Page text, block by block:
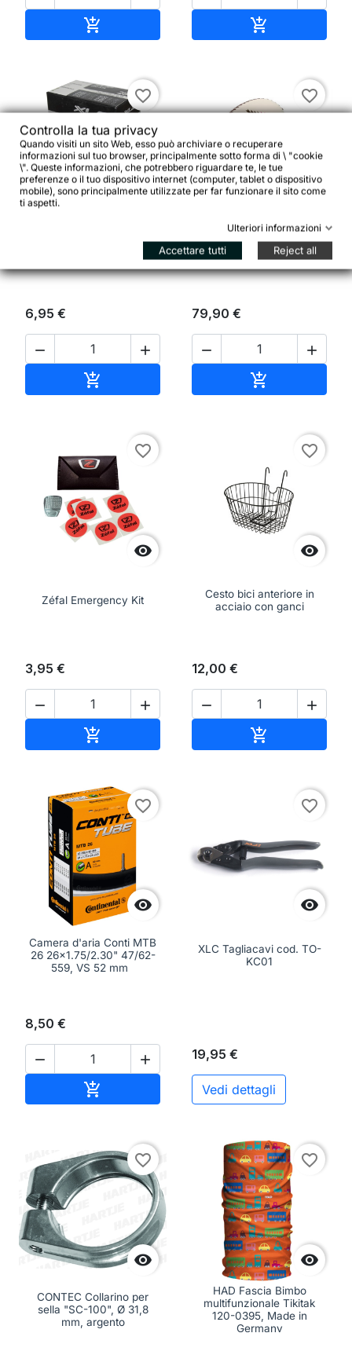
 

favorite_border
1.9/2.3 50/56-622 AV 35
6,95 €
 


favorite_border
Electra Navajo Saddle
79,90 €
 


favorite_border
Zéfal Emergency Kit
3,95 €
 


favorite_border
Cesto bici anteriore in
acciaio con ganci
12,00 €
 


favorite_border
Camera d'aria Conti MTB
26 26x1.75/2.30" 47/62-
559, VS 52 mm
8,50 €
 
 Aggiungi al carrello

favorite_border
XLC Tagliacavi cod. TO-
KC01
19,95 €
Vedi dettagli

favorite_border
CONTEC Collarino per
sella "SC-100", Ø 31,8
mm, argento

favorite_border
HAD Fascia Bimbo
multifunzionale Tikitak
120-0395, Made in
Germany
Controlla la tua privacy
Quando visiti un sito Web, esso può archiviare o recuperare
informazioni sul tuo browser, principalmente sotto forma di \ "cookie
\". Queste informazioni, che potrebbero riguardare te, le tue
preferenze o il tuo dispositivo internet (computer, tablet o dispositivo
mobile), sono principalmente utilizzate per far funzionare il sito come
ti aspetti.
Ulteriori informazioni
Accettare tutti Reject all